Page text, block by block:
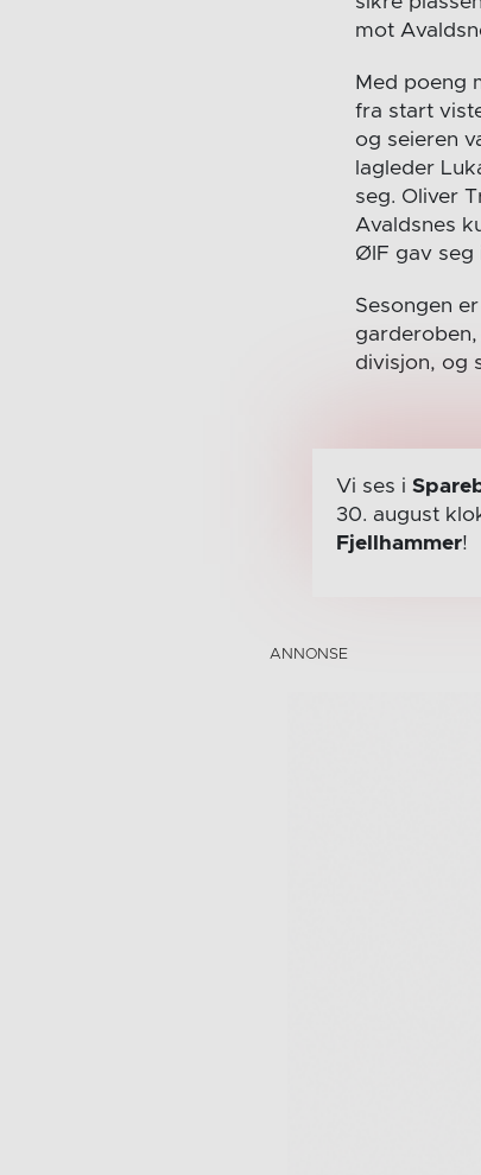
mot
Med poeng
fra start
og seieren
lagleder
seg. Oliver
Avaldsnes
ØIF gav seg
Sesongen
divisjon, og
Vi ses i
30. august
Fjellhammer!